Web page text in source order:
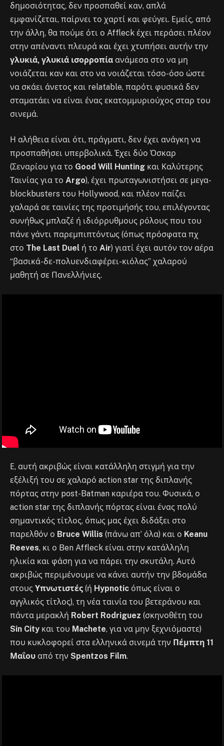
δημοσιότητας, δεν προσπαθεί καν, απλά
εμφανίζεται, παίρνει το χαρτί και φεύγει. Εμείς, από
την άλλη, θα πούμε ότι ο Affleck έχει περάσει πλέον
στην απέναντι πλευρά και έχει χτυπήσει αυτήν την
γλυκιά, γλυκιά ισορροπία ανάμεσα στο να μη
νοιάζεται καν και στο να νοιάζεται τόσο-όσο ώστε
να σκάει άνετος και relatable, παρότι φυσικά δεν
σταματάει να είναι ένας εκατομμυριούχος σταρ του
σινεμά.
Η αλήθεια είναι ότι, πράγματι, δεν έχει ανάγκη να
προσπαθήσει υπερβολικά. Έχει δύο Όσκαρ
(Σεναρίου για το Good Will Hunting και Καλύτερης
Ταινίας για το Argo), έχει πρωταγωνιστήσει σε μεγα-
blockbusters του Hollywood, και πλέον παίζει
χαλαρά σε ταινίες της προτιμήσής του, επιλέγοντας
συνήθως μπλαζέ ή ιδιόρρυθμους ρόλους που του
πάνε γάντι παρεμπιπτόντως (όπως πρόσφατα πχ
στο The Last Duel ή το Air) γιατί έχει αυτόν τον αέρα
“βασικά-δε-πολυενδιαφέρει-κιόλας” χαλαρού
μαθητή σε Πανελλήνιες.
Ε, αυτή ακριβώς είναι κατάλληλη στιγμή για την
εξέλιξή του σε χαλαρό action star της διπλανής
πόρτας στην post-Batman καριέρα του. Φυσικά, ο
action star της διπλανής πόρτας είναι ένας πολύ
σημαντικός τίτλος, όπως μας έχει διδάξει στο
παρελθόν ο Bruce Willis (πάνω απ’ όλα) και ο Keanu
Reeves, κι ο Ben Affleck είναι στην κατάλληλη
ηλικία και φάση για να πάρει την σκυτάλη. Αυτό
ακριβώς περιμένουμε να κάνει αυτήν την βδομάδα
στους Υπνωτιστές (ή Hypnotic όπως είναι ο
αγγλικός τίτλος), τη νέα ταινία του βετεράνου και
πάντα μερακλή Robert Rodriguez (σκηνοθέτη του
Sin City και του Machete, για να μην ξεχνιόμαστε)
που κυκλοφορεί στα ελληνικά σινεμά την Πέμπτη 11
Μαΐου από την Spentzos Film.